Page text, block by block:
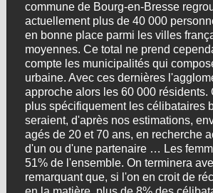
commune de Bourg-en-Bresse
actuellement plus de 40 000
en bonne place parmi les villes
moyennes. Ce total ne prend
compte les municipalités qui
urbaine. Avec ces dernières
approche alors les 60 000 résidents.
plus spécifiquement les célibataires
seraient, d'après nos estimations,
agés de 20 et 70 ans, en recherche
d'un ou d'une partenaire … Les
51% de l'ensemble. On terminera
remarquant que, si l'on en croit de